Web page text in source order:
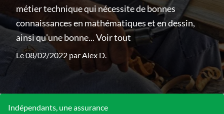
métier technique qui nécessite de bonnes
connaissances en mathématiques et en dessin,
ainsi qu'une bonne...Voir tout
Le 08/02/2022 parAlex D.
Indépendants, une assurance